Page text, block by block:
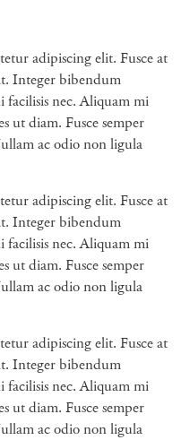
adipiscing elit. Fusce at
Integer bibendum
nec. Aliquam mi
ut diam. Fusce semper
ac odio non ligula
adipiscing elit. Fusce at
Integer bibendum
nec. Aliquam mi
ut diam. Fusce semper
ac odio non ligula
adipiscing elit. Fusce at
Integer bibendum
nec. Aliquam mi
ut diam. Fusce semper
ac odio non ligula